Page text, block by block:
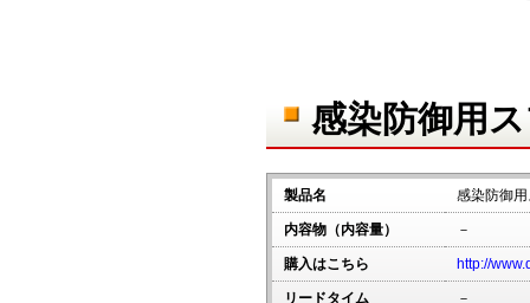
感染防御用
製品名 感染防御
内容物（内容量） －
購入はこちら http://
リードタイム －